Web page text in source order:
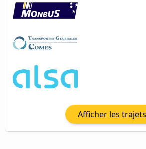
Afficher les trajets